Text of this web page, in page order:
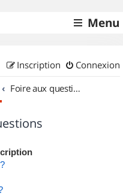
Menu
Connexion
Inscription
Foire aux questions